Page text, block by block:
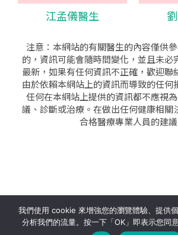
江孟儀醫生
注意：本網站的有關醫生的內容僅供
的，資訊可能會隨時間變化，並且未必
最新，如果有任何資訊不正確，歡迎聯
由於依賴本網站上的資訊而導致的任何
任何在本網站上提供的資訊都不應視
議、診斷或治療。在做出任何健康相關
合格醫療專業人員的建議
seo公司|sem公司|網頁設計|網頁設計
我們使用 cookie 來增強您的瀏覽體驗、提供
分析我們的流量。按一下「OK」即表示您同